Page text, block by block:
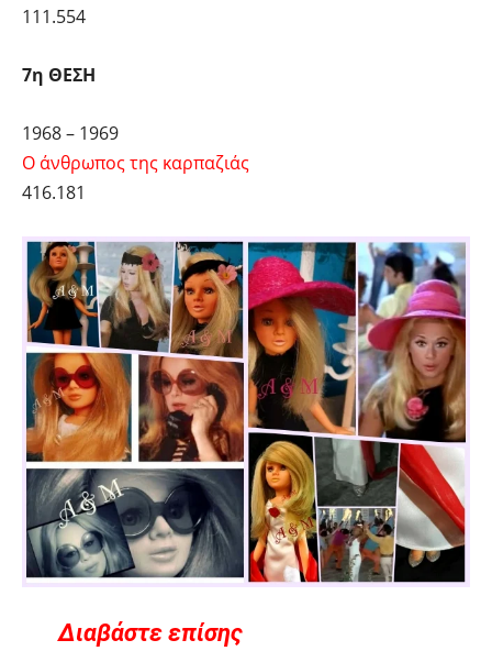
111.554
7η ΘΕΣΗ
1968 – 1969
Ο άνθρωπος της καρπαζιάς
416.181
Διαβάστε επίσης